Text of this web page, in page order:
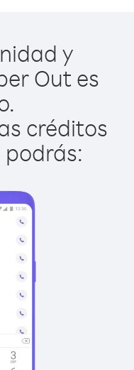
y
Out es
créditos